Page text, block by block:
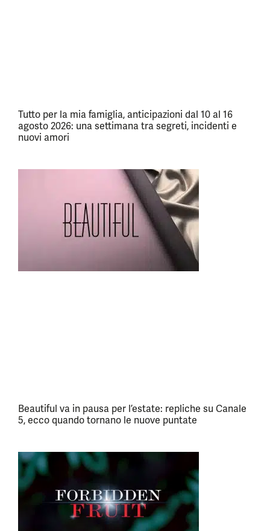
Tutto per la mia famiglia, anticipazioni dal 10 al 16
agosto 2026: una settimana tra segreti, incidenti e
nuovi amori
Beautiful va in pausa per l’estate: repliche su Canale
5, ecco quando tornano le nuove puntate